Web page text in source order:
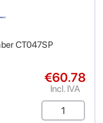
CT047SP
€60.78
Incl. IVA